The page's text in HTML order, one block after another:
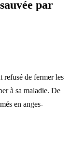
par
refusé de fermer les
à sa maladie. De
en anges-